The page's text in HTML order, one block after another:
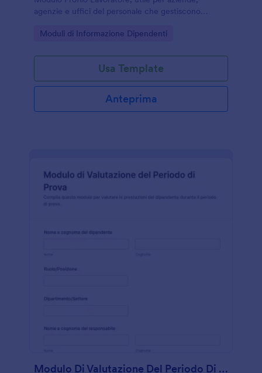
agenzie e uffici del personale che gestiscono
Go to Category:
Moduli di Informazione Dipendenti
Usa Template
Anteprima
Modulo Di Valutazione Del Periodo Di Prova